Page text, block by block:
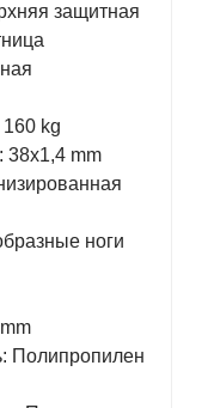
защитная
160 kg
mm
ноги
Полипропилен